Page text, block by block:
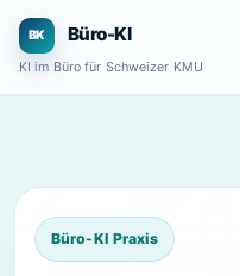
Zum
Inhalt
springen
Büro-KI
KI im Büro für Schweizer KMU